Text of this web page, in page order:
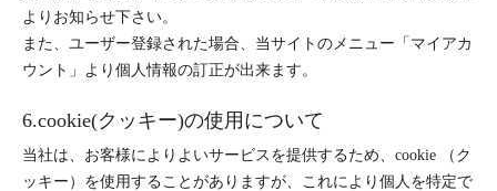
よりお知らせ下さい。
また、ユーザー登録された場合、当サイトのメニュー「マイアカ
ウント」より個人情報の訂正が出来ます。
6.cookie(クッキー)の使用について
当社は、お客様によりよいサービスを提供するため、cookie （ク
ッキー）を使用することがありますが、これにより個人を特定で